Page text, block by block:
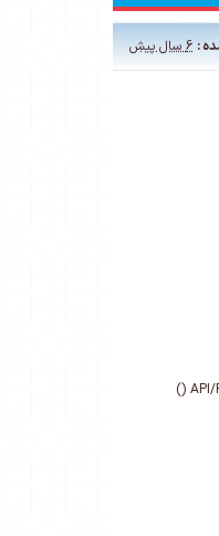
: 6 سال پیش